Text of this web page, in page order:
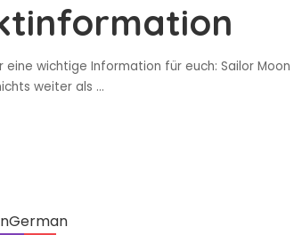
wichtige Information für euch: Sailor Moon
weiter als ...